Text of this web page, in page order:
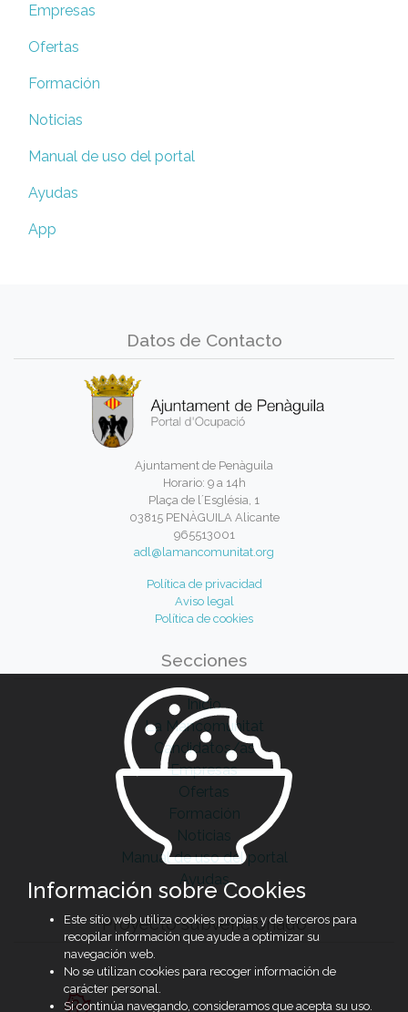
Empresas
Ofertas
Formación
Noticias
Manual de uso del portal
Ayudas
App
Datos de Contacto
Ajuntament de Penàguila
Horario: 9 a 14h
Plaça de l´Església, 1
03815 PENÀGUILA Alicante
965513001
adl@lamancomunitat.org
Política de privacidad
Aviso legal
Política de cookies
Secciones
Inicio
La Mancomunitat
Candidatos/as
Empresas
Ofertas
Formación
Noticias
Manual de uso del portal
Ayudas
Proyecto subvencionado
Información sobre Cookies
Este sitio web utiliza cookies propias y de terceros para
recopilar información que ayude a optimizar su
navegación web.
No se utilizan cookies para recoger información de
carácter personal.
Si continúa navegando, consideramos que acepta su uso.